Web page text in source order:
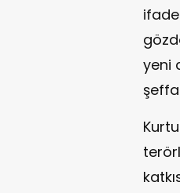
yeni